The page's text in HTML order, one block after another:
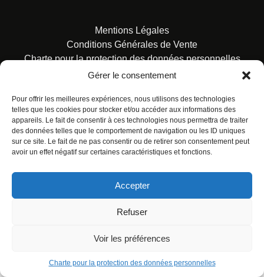
Gérer le consentement
Pour offrir les meilleures expériences, nous utilisons des technologies
telles que les cookies pour stocker et/ou accéder aux informations des
appareils. Le fait de consentir à ces technologies nous permettra de traiter
des données telles que le comportement de navigation ou les ID uniques
sur ce site. Le fait de ne pas consentir ou de retirer son consentement peut
avoir un effet négatif sur certaines caractéristiques et fonctions.
Accepter
Refuser
Voir les préférences
Charte pour la protection des données personnelles
Mentions Légales
Conditions Générales de Vente
Charte pour la protection des données personnelles
© ALL RIGHTS RESERVED. URBAN COMICS POUR LES
ÉDITIONS FRANÇAISES.